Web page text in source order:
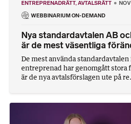
ENTREPRENADRÄTT AVTALSRÄTT
WEBBINARIUM ON-DEMAND
Nya standardavtalen AB
är de mest väsentliga
De mest använda
entreprenad har genomgått stora
är de nya avtalsförslagen ute på